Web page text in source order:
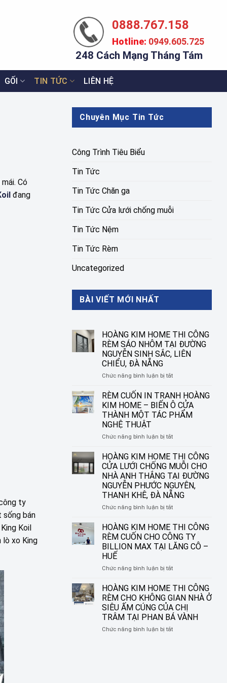
0888.767.158
Hotline: 0949.605.725
248 Cách Mạng Tháng Tám
GỐI TIN TỨC LIÊN HỆ
Có
đang
ty
sống bán
Koil
lò xo King
Chuyên Mục Tin Tức
Công Trình Tiêu Biểu
Tin Tức
Tin Tức Chăn ga
Tin Tức Cửa lưới chống muỗi
Tin Tức Nệm
Tin Tức Rèm
Uncategorized
BÀI VIẾT MỚI NHẤT
HOÀNG KIM HOME THI CÔNG
RÈM SÁO NHÔM TẠI ĐƯỜNG
NGUYỄN SINH SẮC, LIÊN
CHIỂU, ĐÀ NẴNG
Chức năng bình luận bị tắtở
KIM
HOME
THI
CÔNG
SÁO
TẠI
ĐƯỜNG
NGUYỄN
SINH
SẮC,
LIÊN
CHIỂU,
RÈM CUỐN IN TRANH HOÀNG
KIM HOME – BIẾN Ô CỬA
THÀNH MỘT TÁC PHẨM
NGHỆ THUẬT
Chức năng bình luận bị tắtở
CUỐN
IN
TRANH
HOÀNG
KIM
HOME
–
Ô
CỬA
THÀNH
MỘT
PHẨM
HOÀNG KIM HOME THI CÔNG
CỬA LƯỚI CHỐNG MUỖI CHO
NHÀ ANH THẮNG TẠI ĐƯỜNG
NGUYỄN PHƯỚC NGUYÊN,
THANH KHÊ, ĐÀ NẴNG
Chức năng bình luận bị tắtở
KIM
HOME
THI
CÔNG
LƯỚI
MUỖI
CHO
NHÀ
ANH
THẮNG
TẠI
HOÀNG KIM HOME THI CÔNG
RÈM CUỐN CHO CÔNG TY
BILLION MAX TẠI LĂNG CÔ –
HUẾ
Chức năng bình luận bị tắtở
KIM
HOME
THI
CÔNG
RÈM
CUỐN
HOÀNG KIM HOME THI CÔNG
RÈM CHO KHÔNG GIAN NHÀ Ở
SIÊU ẤM CÚNG CỦA CHỊ
TRÂM TẠI PHAN BÁ VÀNH
Chức năng bình luận bị tắtở